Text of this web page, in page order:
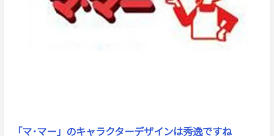
「マ･マー」のキャラクターデザインは秀逸ですね